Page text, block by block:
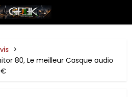
80, Le meilleur Casque audio